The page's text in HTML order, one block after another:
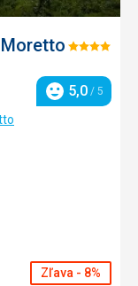
Hodnotenie:
Hodnotenie
5,0 / 5
Zľava - 8%